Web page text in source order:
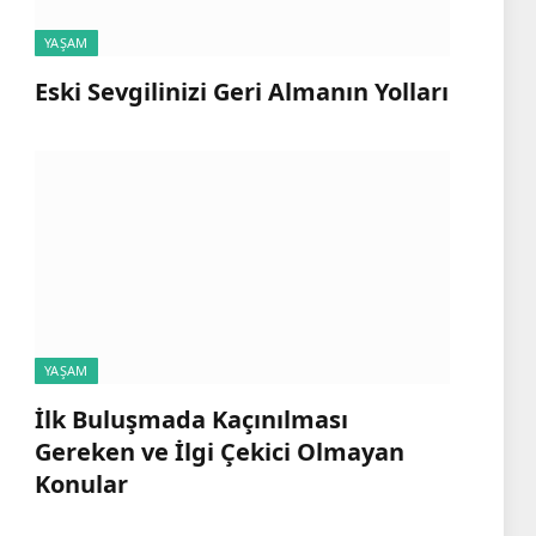
YAŞAM
Eski Sevgilinizi Geri Almanın Yolları
YAŞAM
İlk Buluşmada Kaçınılması
Gereken ve İlgi Çekici Olmayan
Konular